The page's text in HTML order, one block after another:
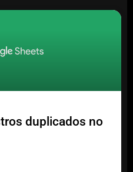
duplicados no